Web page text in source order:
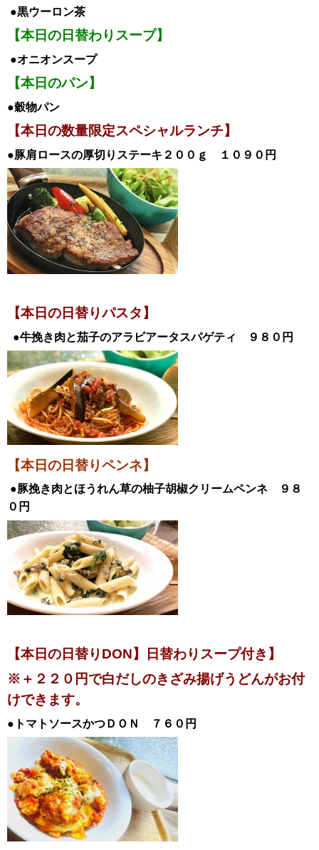
●黒ウーロン茶
【本日の日替わりスープ】
●オニオンスープ
【本日のパン】
●穀物パン
【本日の数量限定スペシャルランチ】
●豚肩ロースの厚切りステーキ２００ｇ １０９０円
【本日の日替りパスタ】
●牛挽き肉と茄子のアラビアータスパゲティ ９８０ 円
【本日の日替りペンネ】
●豚挽き肉とほうれん草の柚子胡椒クリームペンネ ９８
０ 円
【本日の日替りDON】日替わりスープ付き 】
※＋２２０円で白だしのきざみ揚げうどんがお付
けできます。
●トマトソースかつＤＯＮ ７６０円